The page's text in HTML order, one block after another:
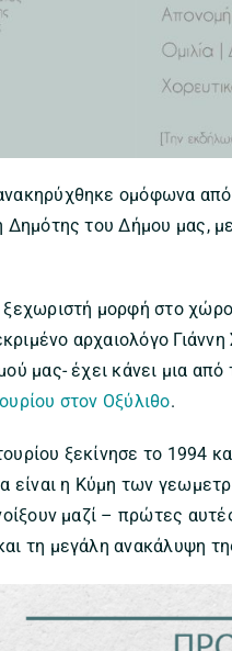
ομόφωνα από
του Δήμου μας,
μορφή στο
αρχαιολόγο
μας- έχει κάνει μια
στον Οξύλιθο.
ξεκίνησε το 1994
είναι η Κύμη των
μαζί – πρώτες
τη μεγάλη ανακάλυψη